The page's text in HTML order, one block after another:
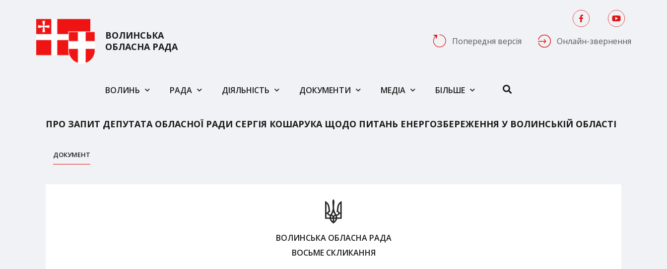
ВОЛИНСЬКА
ОБЛАСНА РАДА
Попередня версія Онлайн-звернення
ВОЛИНЬ РАДА ДІЯЛЬНІСТЬ ДОКУМЕНТИ МЕДІА БІЛЬШЕ
ПРО ЗАПИТ ДЕПУТАТА ОБЛАСНОЇ РАДИ СЕРГІЯ КОШАРУКА ЩОДО ПИТАНЬ ЕНЕРГОЗБЕРЕЖЕННЯ У ВОЛИНСЬКІЙ ОБЛАСТІ
ДОКУМЕНТ
ВОЛИНСЬКА ОБЛАСНА РАДА
ВОСЬМЕ СКЛИКАННЯ